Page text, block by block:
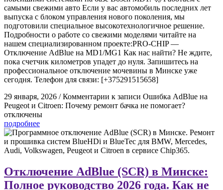
самыми свежими авто Если у вас автомобиль последних лет
выпуска с блоком управления нового поколения, мы
подготовили специальное высокотехнологичное решение.
Подробности о работе со свежими моделями читайте на
нашем специализированном проекте:PRO-CHIP —
Отключение AdBlue на MD1/MG1 Как нас найти? Не ждите,
пока счетчик километров упадет до нуля. Запишитесь на
профессиональное отключение мочевины в Минске уже
сегодня. Телефон для связи: [+375291515658]
29 января, 2026 / Комментарии к записи Ошибка AdBlue на
Peugeot и Citroen: Почему ремонт бачка не помогает?
отключены
подробнее
Отключение AdBlue (SCR) в Минске:
Полное руководство 2026 года. Как не